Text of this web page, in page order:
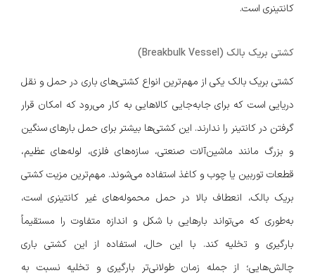
کانتینری است.
کشتی بریک بالک (Breakbulk Vessel)
کشتی بریک بالک یکی از مهم‌ترین انواع کشتی‌های باری در حمل و نقل
دریایی است که برای جابه‌جایی کالاهایی به کار می‌رود که امکان قرار
گرفتن در کانتینر را ندارند. این کشتی‌ها بیشتر برای حمل بارهای سنگین
و بزرگ مانند ماشین‌آلات صنعتی، سازه‌های فلزی، لوله‌های عظیم،
قطعات توربین یا چوب و کاغذ استفاده می‌شوند. مهم‌ترین مزیت کشتی
بریک بالک، انعطاف بالا در حمل محموله‌های غیر کانتینری است،
به‌طوری که می‌تواند بارهایی با شکل و اندازه متفاوت را مستقیماً
بارگیری و تخلیه کند. با این حال، استفاده از این کشتی باری
چالش‌هایی؛ از جمله زمان طولانی‌تر بارگیری و تخلیه نسبت به